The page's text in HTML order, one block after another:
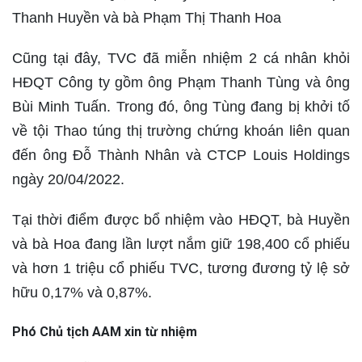
Thanh Huyền và bà Phạm Thị Thanh Hoa
Cũng tại đây, TVC đã miễn nhiệm 2 cá nhân khỏi
HĐQT Công ty gồm ông Phạm Thanh Tùng và ông
Bùi Minh Tuấn. Trong đó, ông Tùng đang bị khởi tố
về tội Thao túng thị trường chứng khoán liên quan
đến ông Đỗ Thành Nhân và CTCP Louis Holdings
ngày 20/04/2022.
Tại thời điểm được bổ nhiệm vào HĐQT, bà Huyền
và bà Hoa đang lần lượt nắm giữ 198,400 cổ phiếu
và hơn 1 triệu cổ phiếu TVC, tương đương tỷ lệ sở
hữu 0,17% và 0,87%.
Phó Chủ tịch AAM xin từ nhiệm